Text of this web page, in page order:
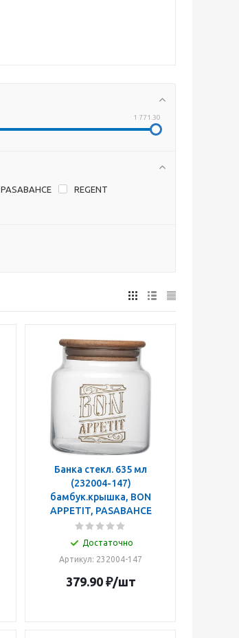
1 771.30
PASABAHCE
REGENT
Банка стекл. 635 мл
(232004-147)
бамбук.крышка, BON
APPETIT, PASABAHCE
Достаточно
Артикул: 232004-147
379.90₽/шт